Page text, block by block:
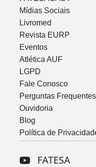
Mídias Sociais
Livromed
Revista EURP
Eventos
Atlética AUF
LGPD
Fale Conosco
Perguntas
Ouvidoria
Blog
Política de
FATESA